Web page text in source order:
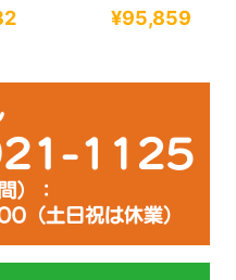
2日
の青い炎が揺ら
ジェン山ツアー2
¥95,859